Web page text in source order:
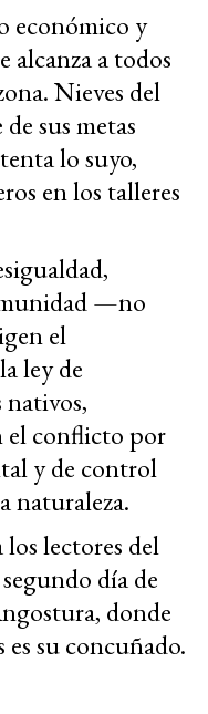
económico y
alcanza a todos
Nieves del
sus metas
lo suyo,
en los talleres
—no
el
ley de
el conflicto por
y de control
naturaleza.
lectores del
día de
donde
su concuñado.